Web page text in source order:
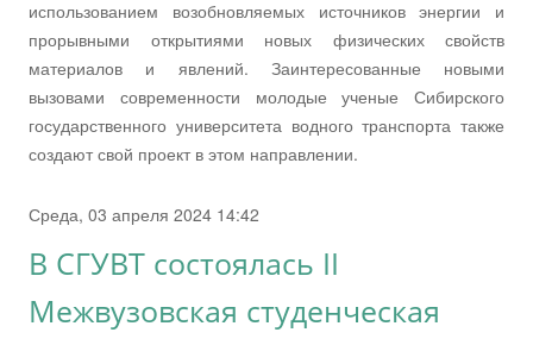
использованием возобновляемых источников энергии и
прорывными открытиями новых физических свойств
материалов и явлений. Заинтересованные новыми
вызовами современности молодые ученые Сибирского
государственного университета водного транспорта также
создают свой проект в этом направлении.
Среда, 03 апреля 2024 14:42
В СГУВТ состоялась II
Межвузовская студенческая